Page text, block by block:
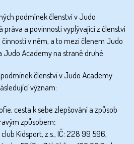
podmínek členství v Judo
a povinnosti vyplývající z členství
v něm, a to mezi členem Judo
Academy na straně druhé.
podmínek členství v Judo Academy
význam:
cesta k sebe zlepšování a způsob
způsobem;
Kidsport, z.s., IČ: 228 99 596,